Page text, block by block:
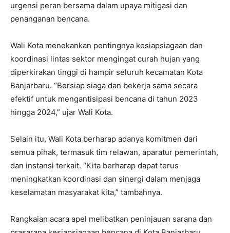
urgensi peran bersama dalam upaya mitigasi dan
penanganan bencana.
Wali Kota menekankan pentingnya kesiapsiagaan dan
koordinasi lintas sektor mengingat curah hujan yang
diperkirakan tinggi di hampir seluruh kecamatan Kota
Banjarbaru. “Bersiap siaga dan bekerja sama secara
efektif untuk mengantisipasi bencana di tahun 2023
hingga 2024,” ujar Wali Kota.
Selain itu, Wali Kota berharap adanya komitmen dari
semua pihak, termasuk tim relawan, aparatur pemerintah,
dan instansi terkait. “Kita berharap dapat terus
meningkatkan koordinasi dan sinergi dalam menjaga
keselamatan masyarakat kita,” tambahnya.
Rangkaian acara apel melibatkan peninjauan sarana dan